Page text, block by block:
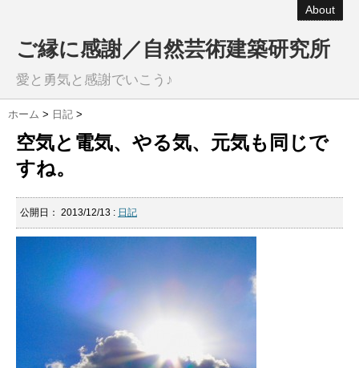
About
ご縁に感謝／自然芸術建築研究所
愛と勇気と感謝でいこう♪
ホーム > 日記 >
空気と電気、やる気、元気も同じで
すね。
公開日： 2013/12/13 : 日記